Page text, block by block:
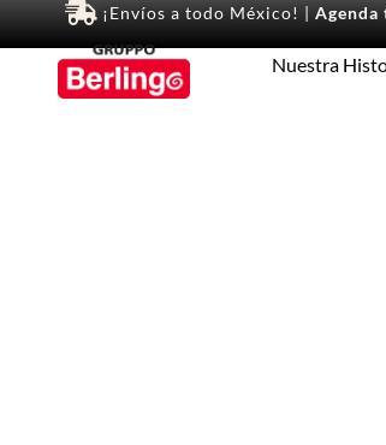
¡Envíos a todo México! | Agenda
Nuestra